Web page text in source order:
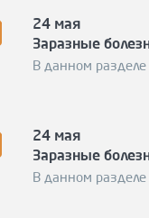
24 мая
Заразные
В данном
24 мая
Заразные
В данном